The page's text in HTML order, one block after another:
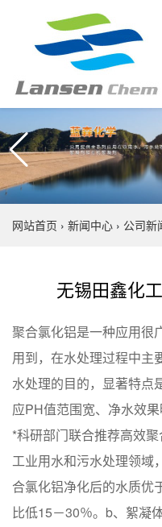
网站首页 › 新闻中心 › 公司新
无锡田鑫化
聚合氯化铝是一种应用很
用到， 在水处理过程中主
水处理的目的，显著特点
应PH值范围宽、净水效
*科研部门联合推荐高效聚
工业用水和污水处理领域
合氯化铝净化后的水质优
比低15－30％。b、絮凝